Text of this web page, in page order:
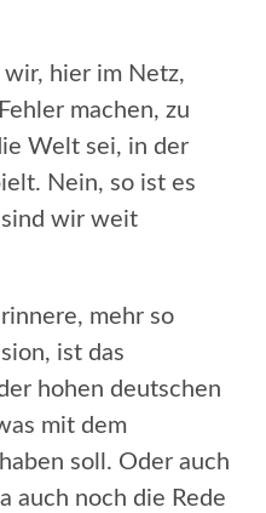
hier im Netz,
machen, zu
Welt sei, in der
Nein, so ist es
wir weit
mehr so
ist das
hohen deutschen
mit dem
soll. Oder auch
auch noch die Rede